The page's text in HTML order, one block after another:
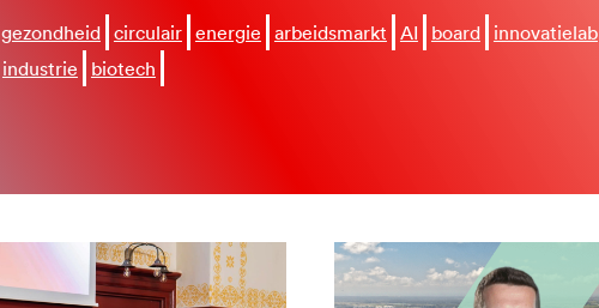
gezondheid circulair energie arbeidsmarkt AI board innovatielab
industrie biotech